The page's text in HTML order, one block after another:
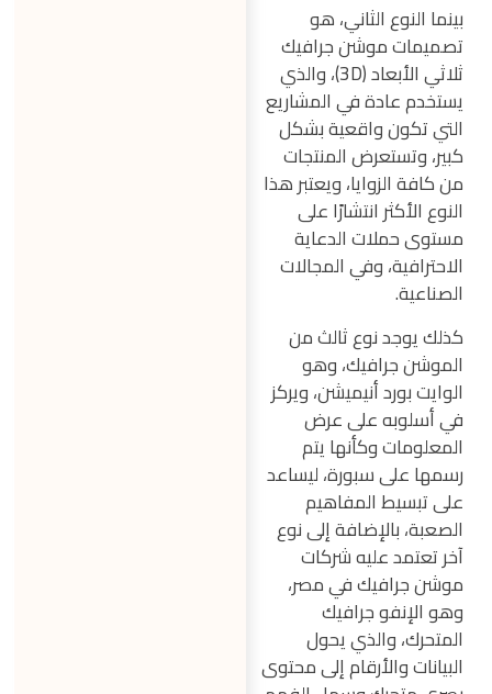
بينما النوع الثاني، هو
تصميمات موشن جرافيك
ثلاثي الأبعاد (3D)، والذي
يستخدم عادة في المشاريع
التي تكون واقعية بشكل
كبير، وتستعرض المنتجات
من كافة الزوايا، ويعتبر هذا
النوع الأكثر انتشارًا على
مستوى حملات الدعاية
الاحترافية، وفي المجالات
الصناعية.
كذلك يوجد نوع ثالث من
الموشن جرافيك، وهو
الوايت بورد أنيميشن، ويركز
في أسلوبه على عرض
المعلومات وكأنها يتم
رسمها على سبورة، ليساعد
على تبسيط المفاهيم
الصعبة، بالإضافة إلى نوع
آخر تعتمد عليه شركات
موشن جرافيك في مصر،
وهو الإنفو جرافيك
المتحرك، والذي يحول
البيانات والأرقام إلى محتوى